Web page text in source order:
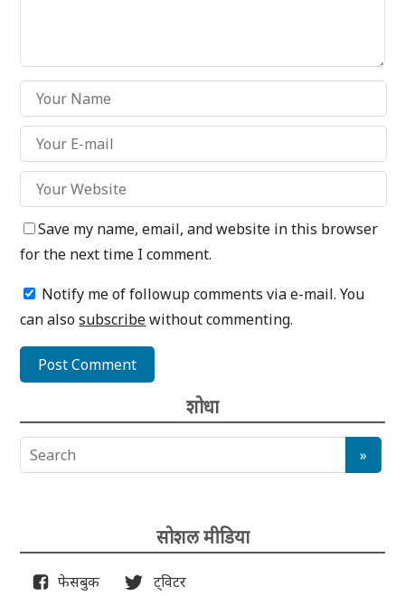
Save my name, email, and website in this browser
for the next time I comment.
Notify me of followup comments via e-mail. You
can alsosubscribewithout commenting.
शोधा
सोशल मीडिया
फेसबुक ट्विटर